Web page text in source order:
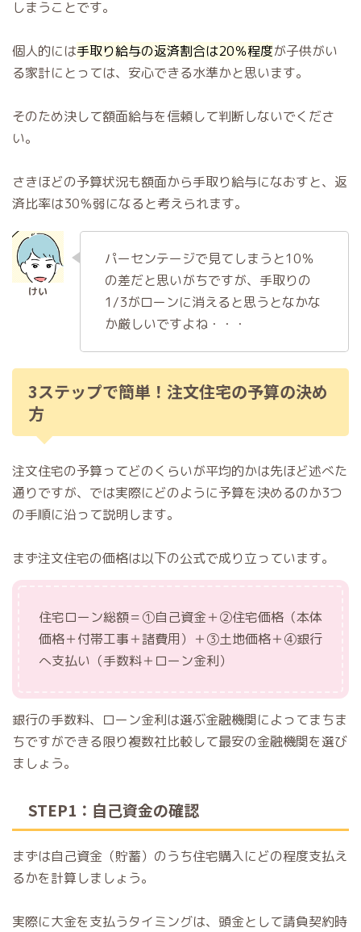
しまうことです。
個人的には手取り給与の返済割合は20％程度が子供がい
る家計にとっては、安心できる水準かと思います。
そのため決して額面給与を信頼して判断しないでくださ
い。
さきほどの予算状況も額面から手取り給与になおすと、返
済比率は30％弱になると考えられます。
パーセンテージで見てしまうと10％
の差だと思いがちですが、手取りの
1/3がローンに消えると思うとなかな
か厳しいですよね・・・
3ステップで簡単！注文住宅の予算の決め
方
注文住宅の予算ってどのくらいが平均的かは先ほど述べた
通りですが、では実際にどのように予算を決めるのか3つ
の手順に沿って説明します。
まず注文住宅の価格は以下の公式で成り立っています。
住宅ローン総額＝①自己資金＋②住宅価格（本体
価格＋付帯工事＋諸費用）＋③土地価格＋④銀行
へ支払い（手数料＋ローン金利）
銀行の手数料、ローン金利は選ぶ金融機関によってまちま
ちですができる限り複数社比較して最安の金融機関を選び
ましょう。
STEP1：自己資金の確認
まずは自己資金（貯蓄）のうち住宅購入にどの程度支払え
るかを計算しましょう。
実際に大金を支払うタイミングは、頭金として請負契約時